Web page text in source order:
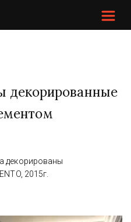
декорированные
декорированы
2015г.